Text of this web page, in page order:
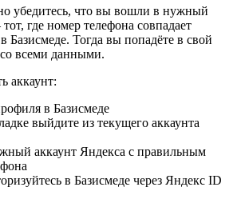
убедитесь, что вы вошли в нужный
где номер телефона совпадает
Тогда вы попадёте в свой
всеми данными.
аккаунт:
в Базисмеде
выйдите из текущего аккаунта
аккаунт Яндекса с правильным
в Базисмеде через Яндекс ID